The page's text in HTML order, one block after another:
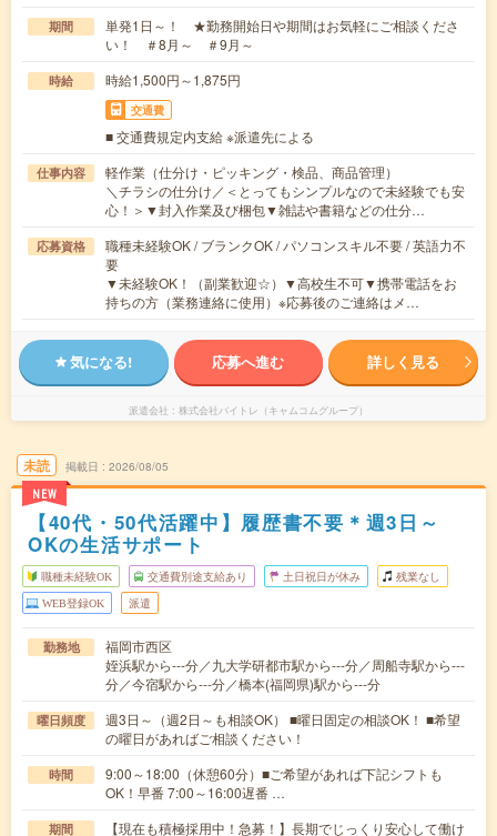
期間
単発1日～！ ★勤務開始日や期間はお気軽にご相談くださ
い！ ＃8月～ ＃9月～
時給 時給1,500円～1,875円
交通費
■ 交通費規定内支給 ※派遣先による
仕事内容
軽作業（仕分け・ピッキング・検品、商品管理）
＼チラシの仕分け／＜とってもシンプルなので未経験でも安
心！＞▼封入作業及び梱包▼雑誌や書籍などの仕分…
応募資格
職種未経験OK / ブランクOK / パソコンスキル不要 / 英語力不
要
▼未経験OK！（副業歓迎☆）▼高校生不可▼携帯電話をお
持ちの方（業務連絡に使用）※応募後のご連絡はメ…
気になる! 応募へ進む 詳しく見る
派遣会社 株式会社バイトレ（キャムコムグループ）
未読
NEW
掲載日 2026/08/05
【40代・50代活躍中】履歴書不要＊週3日～
OKの生活サポート
職種未経験OK 交通費別途支給あり 土日祝日が休み 残業なし
WEB登録OK 派遣
勤務地
福岡市西区
姪浜駅から---分／九大学研都市駅から---分／周船寺駅から---
分／今宿駅から---分／橋本(福岡県)駅から---分
曜日頻度
週3日～（週2日～も相談OK） ■曜日固定の相談OK！ ■希望
の曜日があればご相談ください！
時間
9:00～18:00（休憩60分）■ご希望があれば下記シフトも
OK！早番 7:00～16:00遅番 …
期間 【現在も積極採用中！急募！】長期でじっくり安心して働け